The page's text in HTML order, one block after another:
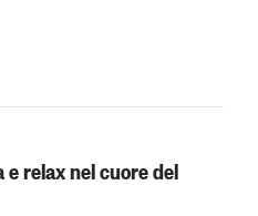
e relax nel cuore del